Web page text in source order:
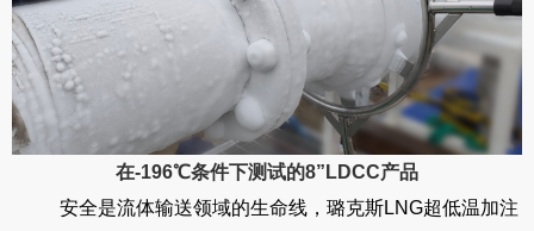
在-196℃条件下测试的8”LDCC产品
安全是流体输送领域的生命线，璐克斯LNG超低温加注